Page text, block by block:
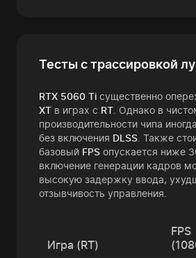
Тесты с трассировкой
RTX 5060 Ti существенно
XT в играх с RT . Однако в
производительности чипа
без включения DLSS . Также
базовый FPS опускается ниже
включение генерации кадров
высокую задержку ввода,
отзывчивость управления.
Игра (RT)
FPS